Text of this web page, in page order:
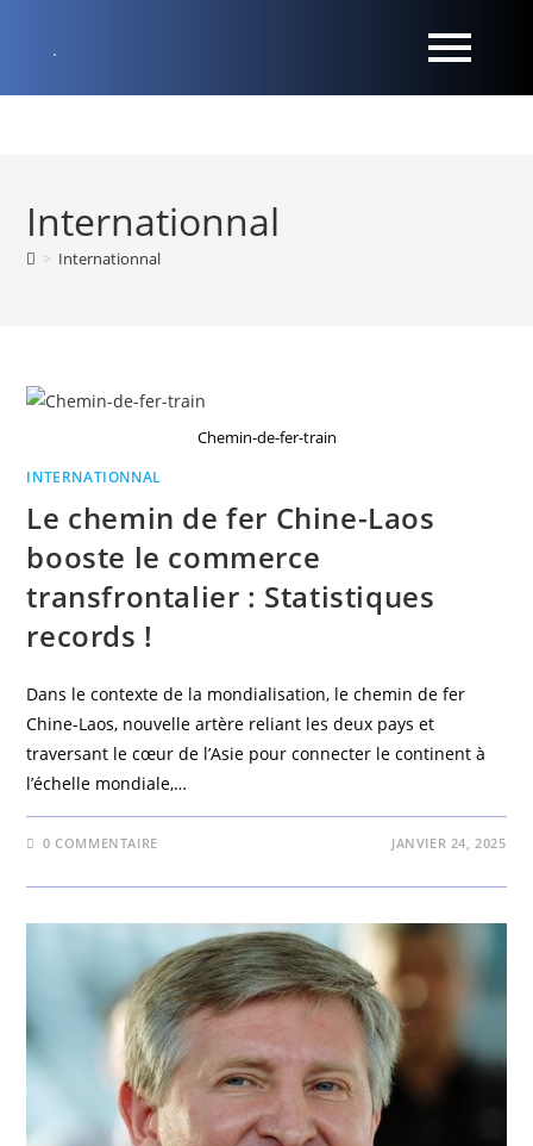
Internationnal
> Internationnal
Chemin-de-fer-train
INTERNATIONNAL
Le chemin de fer Chine-Laos
booste le commerce
transfrontalier : Statistiques
records !
Dans le contexte de la mondialisation, le chemin de fer
Chine-Laos, nouvelle artère reliant les deux pays et
traversant le cœur de l’Asie pour connecter le continent à
l’échelle mondiale,…
0 COMMENTAIRE JANVIER 24, 2025